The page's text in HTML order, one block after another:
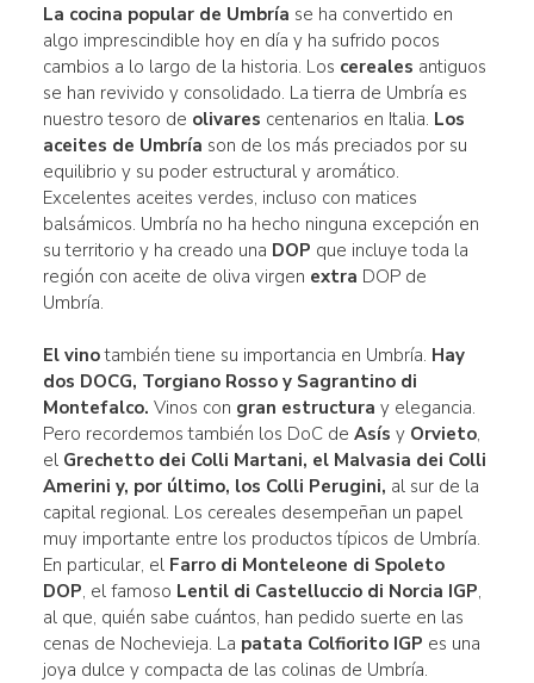
La cocina popular de Umbría se ha convertido en
algo imprescindible hoy en día y ha sufrido pocos
cambios a lo largo de la historia. Los cereales antiguos
se han revivido y consolidado. La tierra de Umbría es
nuestro tesoro de olivares centenarios en Italia. Los
aceites de Umbría son de los más preciados por su
equilibrio y su poder estructural y aromático.
Excelentes aceites verdes, incluso con matices
balsámicos. Umbría no ha hecho ninguna excepción en
su territorio y ha creado una DOP que incluye toda la
región con aceite de oliva virgen extra DOP de
Umbría.
El vinotambién tiene su importancia en Umbría. Hay
dos DOCG, Torgiano Rossoy Sagrantino di
Montefalco. Vinos con gran estructura y elegancia.
Pero recordemos también los DoC de Asís y Orvieto,
el Grechetto dei Colli Martani, el Malvasia dei Colli
Amerini y, por último, los Colli Perugini, al sur de la
capital regional. Los cereales desempeñan un papel
muy importante entre los productos típicos de Umbría.
En particular, el Farro di Monteleone di Spoleto
DOP, el famoso Lentil di Castelluccio di Norcia IGP,
al que, quién sabe cuántos, han pedido suerte en las
cenas de Nochevieja. La patata Colfiorito IGP es una
joya dulce y compacta de las colinas de Umbría.